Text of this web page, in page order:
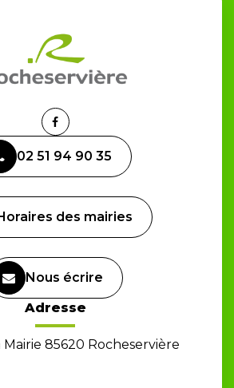
Lien
le
compte
02 51 94 90 35
des mairies
Nous écrire
Adresse
Mairie 85620 Rocheservière